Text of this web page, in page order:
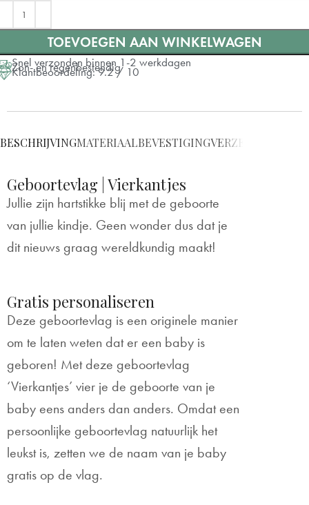
TOEVOEGEN AAN WINKELWAGEN
Snel verzonden binnen 1-2 werkdagen
Zon- en regenbestendig
Klantbeoordeling: 9.2 / 10
BESCHRIJVINGMATERIAALBEVESTIGINGVERZENDING
Geboortevlag | Vierkantjes
Jullie zijn hartstikke blij met de geboorte
van jullie kindje. Geen wonder dus dat je
dit nieuws graag wereldkundig maakt!
Gratis personaliseren
Deze geboortevlag is een originele manier
om te laten weten dat er een baby is
geboren! Met deze geboortevlag
‘Vierkantjes’ vier je de geboorte van je
baby eens anders dan anders. Omdat een
persoonlijke geboortevlag natuurlijk het
leukst is, zetten we de naam van je baby
gratis op de vlag.